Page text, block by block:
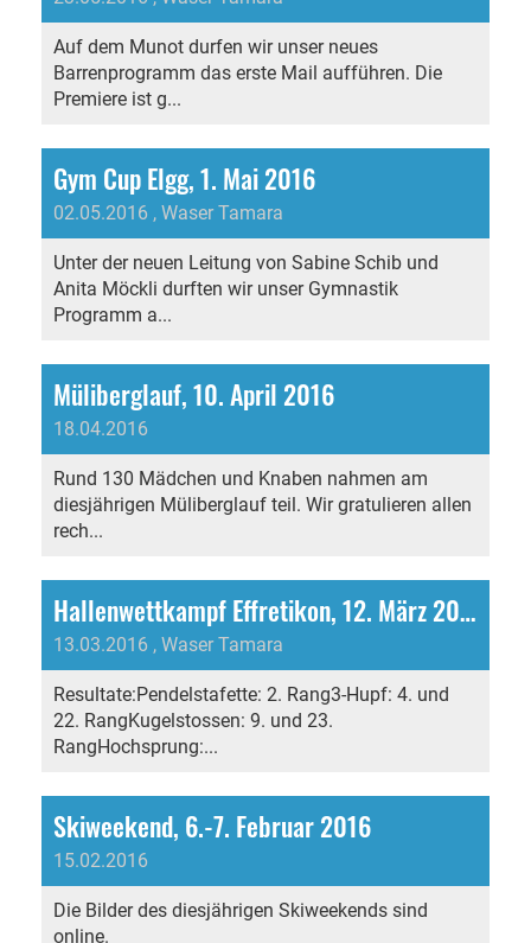
Auf dem Munot durfen wir unser neues
Barrenprogramm das erste Mail aufführen. Die
Premiere ist g...
Gym Cup Elgg, 1. Mai 2016
02.05.2016 , Waser Tamara
Unter der neuen Leitung von Sabine Schib und
Anita Möckli durften wir unser Gymnastik
Programm a...
Müliberglauf, 10. April 2016
18.04.2016
Rund 130 Mädchen und Knaben nahmen am
diesjährigen Müliberglauf teil. Wir gratulieren allen
rech...
Hallenwettkampf Effretikon, 12. März 2016
13.03.2016 , Waser Tamara
Resultate:Pendelstafette: 2. Rang3-Hupf: 4. und
22. RangKugelstossen: 9. und 23.
RangHochsprung:...
Skiweekend, 6.-7. Februar 2016
15.02.2016
Die Bilder des diesjährigen Skiweekends sind
online.